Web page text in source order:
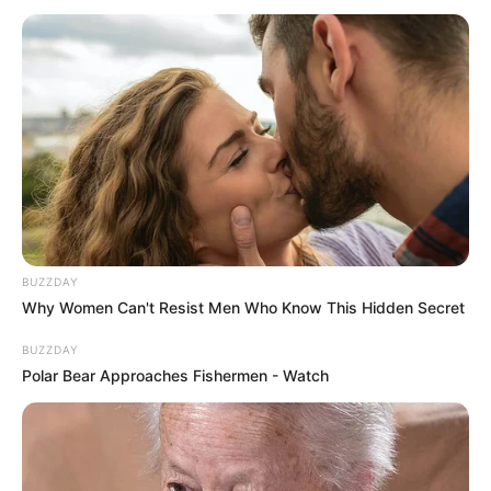
19.01.2021
Про це щойно під час сесії Закарпатської облради
заявив Голуб Олександр, заступник голови
Закарпатгазу. Він також додав, що не знає, чи ціну,
згідно розпорядження Президента знизять з 2,22
грн. до…
BUZZDAY
Why Women Can't Resist Men Who Know This Hidden Secret
BUZZDAY
Polar Bear Approaches Fishermen - Watch